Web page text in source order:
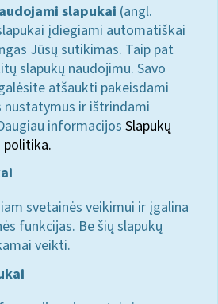
slapukai (angl.
įdiegiami automatiškai
Jūsų sutikimas. Taip pat
slapukų naudojimu. Savo
atšaukti pakeisdami
nustatymus ir ištrindami
informacijos Slapukų
politika.
svetainės veikimui ir įgalina
funkcijas. Be šių slapukų
veikti.